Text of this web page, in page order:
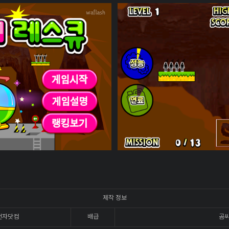
제작 정보
자닷컴 배급 곰